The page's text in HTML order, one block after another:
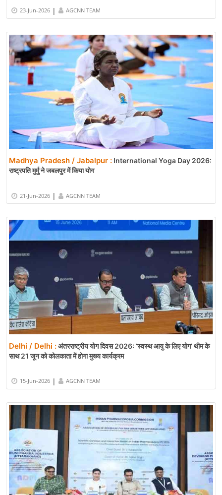
23-Jun-2026 | AGCNN TEAM
Madhya Pradesh / Jabalpur : International Yoga Day 2026:
राष्ट्रपति मुर्मु ने जबलपुर में किया योग
21-Jun-2026 | AGCNN TEAM
Delhi / Delhi :अंतरराष्ट्रीय योग दिवस 2026: ‘स्वस्थ आयु के लिए योग’ थीम के
साथ 21 जून को कोलकाता में होगा मुख्य कार्यक्रम
15-Jun-2026 | AGCNN TEAM